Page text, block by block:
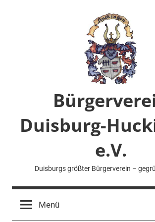
Duisburg-
e.V.
Duisburgs größter Bürgerverein –
Menü